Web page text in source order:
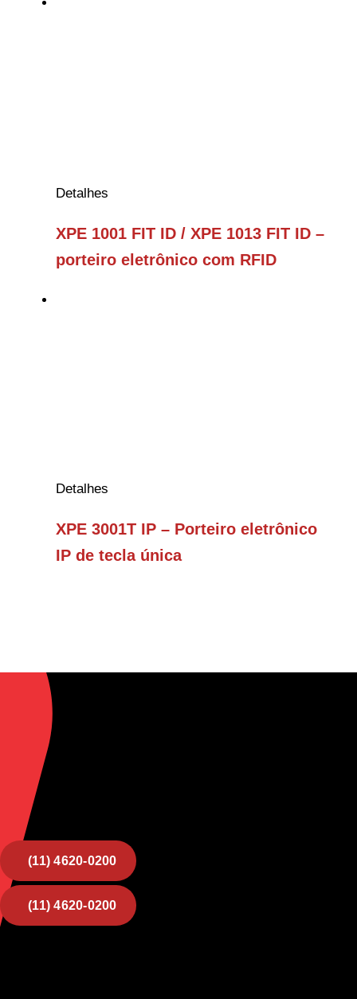
Detalhes
XPE 1001 FIT ID / XPE 1013 FIT ID –
porteiro eletrônico com RFID
Detalhes
XPE 3001T IP – Porteiro eletrônico
IP de tecla única
(11) 4620-0200
(11) 4620-0200